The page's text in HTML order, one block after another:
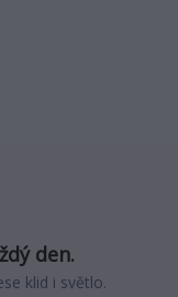
den.
klid i světlo.